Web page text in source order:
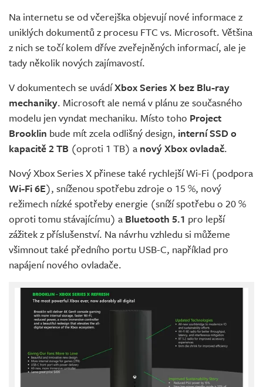
Živě
Na internetu se od včerejška objevují nové informace z
uniklých dokumentů z procesu FTC vs. Microsoft. Většina
z nich se točí kolem dříve zveřejněných informací, ale je
tady několik nových zajímavostí.
V dokumentech se uvádíXbox Series X bez Blu-ray
mechaniky. Microsoft ale nemá v plánu ze současného
modelu jen vyndat mechaniku. Místo toho Project
Brooklin bude mít zcela odlišný design, interní SSD o
kapacitě 2 TB (oproti 1 TB) a nový Xbox ovladač.
Nový Xbox Series X přinese také rychlejší Wi-Fi (podpora
Wi-Fi 6E), sníženou spotřebu zdroje o 15 %, nový
režimech nízké spotřeby energie (sníží spotřebu o 20 %
oproti tomu stávajícímu) a Bluetooth 5.1 pro lepší
zážitek z příslušenství. Na návrhu vzhledu si můžeme
všimnout také předního portu USB-C, například pro
napájení nového ovladače.